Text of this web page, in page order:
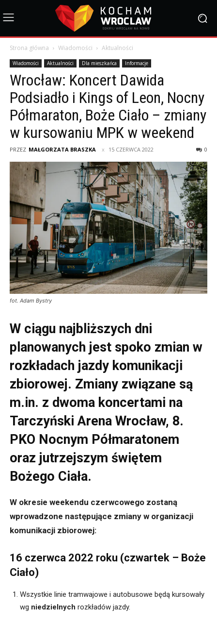
Strona główna Wiadomości Aktualności
Wiadomości Aktualności Dla mieszkańca Informacje
Wrocław: Koncert Dawida
Podsiadło i Kings of Leon, Nocny
Półmaraton, Boże Ciało – zmiany
w kursowaniu MPK w weekend
PRZEZ MAŁGORZATA BRASZKA 15 CZERWCA 2022 0
fot. Adam Bystry
W ciągu najbliższych dni
planowanych jest spoko zmian w
rozkładach jazdy komunikacji
zbiorowej. Zmiany związane są
m.in. z dwoma koncertami na
Tarczyński Arena Wrocław, 8.
PKO Nocnym Półmaratonem
oraz jutrzejszym świętem
Bożego Ciała.
W okresie weekendu czerwcowego zostaną
wprowadzone następujące zmiany w organizacji
komunikacji zbiorowej:
16 czerwca 2022 roku (czwartek – Boże
Ciało)
Wszystkie linie tramwajowe i autobusowe będą kursowały
wg niedzielnych rozkładów jazdy.